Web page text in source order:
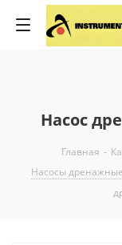
Насос
Главная -
Насосы